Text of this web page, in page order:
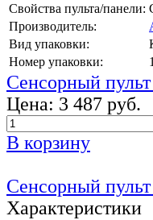
Свойства пульта/панели:
Производитель:
Вид упаковки:
Номер упаковки:
1
Сенсорный
Цена: 3 487 руб.
В корзину
Сенсорный
Характеристики